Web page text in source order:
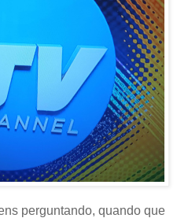
perguntando, quando que